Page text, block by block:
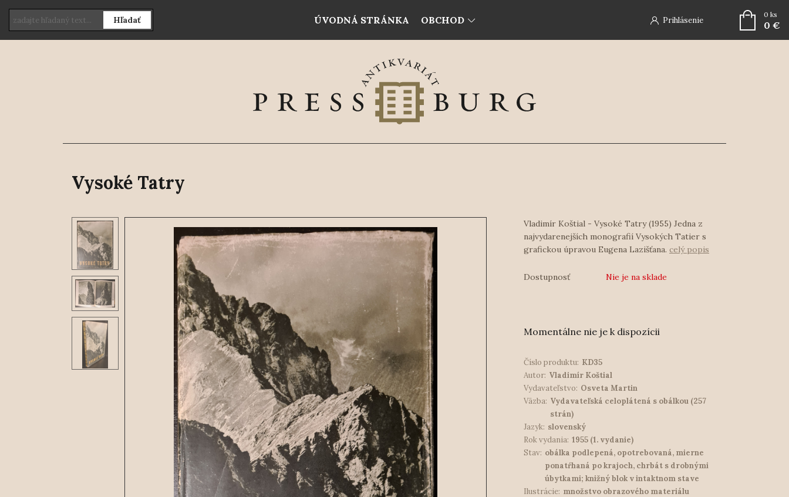
ÚVODNÁ STRÁNKA OBCHOD Prihlásenie
Hľadať
0 ks
0 €
Vysoké Tatry
Vladimír Koštial - Vysoké Tatry (1955) Jedna z
najvydarenejších monografií Vysokých Tatier s
grafickou úpravou Eugena Lazišťana. celý popis
Dostupnosť Nie je na sklade
Momentálne nie je k dispozícii
Číslo produktu: KD35
Autor: Vladimír Koštial
Vydavateľstvo: Osveta Martin
Väzba: Vydavateľská celoplátená s obálkou (257
strán)
Jazyk: slovenský
Rok vydania: 1955 (1. vydanie)
Stav: obálka podlepená, opotrebovaná, mierne
ponatŕhaná po krajoch, chrbát s drobnými
úbytkami; knižný blok v intaktnom stave
Ilustrácie: množstvo obrazového materiálu